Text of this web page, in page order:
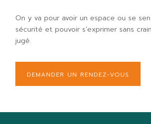
On y va pour avoir un espace ou se
sécurité et pouvoir s’exprimer sans
jugé.
DEMANDER UN RENDEZ-VOUS